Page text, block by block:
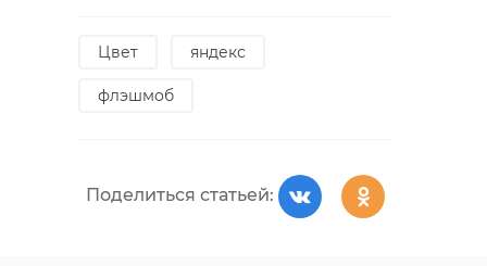
Цвет яндекс
флэшмоб
Поделиться статьей: